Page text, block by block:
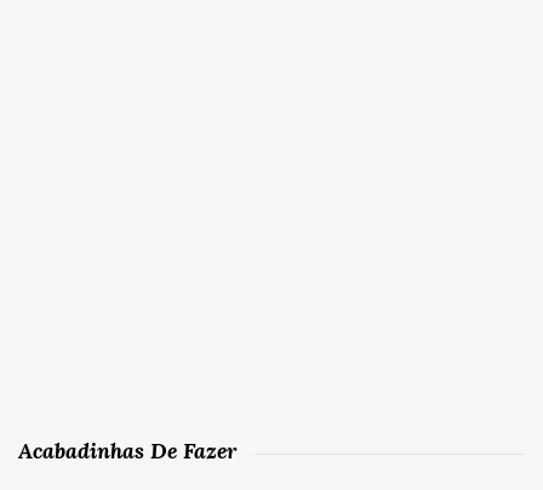
Acabadinhas De Fazer